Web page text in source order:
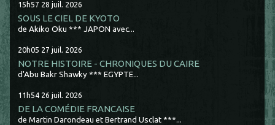
15h57 28 juil. 2026
SOUS LE CIEL DE KYOTO
de Akiko Oku *** JAPON avec...
20h05 27 juil. 2026
NOTRE HISTOIRE - CHRONIQUES DU CAIRE
d'Abu Bakr Shawky *** EGYPTE...
11h54 26 juil. 2026
DE LA COMÉDIE FRANCAISE
de Martin Darondeau et Bertrand Usclat ***...